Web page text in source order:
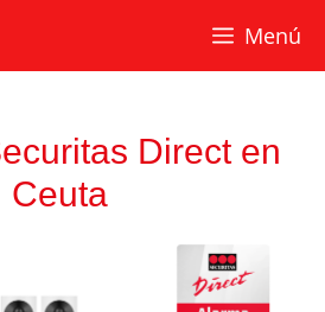
Menú
Direct en
Ceuta